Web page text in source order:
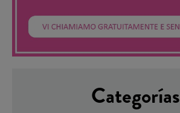
Categorías